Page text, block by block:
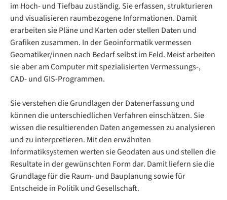
im Hoch- und Tiefbau zuständig. Sie erfassen, strukturieren
und visualisieren raumbezogene Informationen. Damit
erarbeiten sie Pläne und Karten oder stellen Daten und
Grafiken zusammen. In der Geoinformatik vermessen
Geomatiker/innen nach Bedarf selbst im Feld. Meist arbeiten
sie aber am Computer mit spezialisierten Vermessungs-,
CAD- und GIS-Programmen.
Sie verstehen die Grundlagen der Datenerfassung und
können die unterschiedlichen Verfahren einschätzen. Sie
wissen die resultierenden Daten angemessen zu analysieren
und zu interpretieren. Mit den erwähnten
Informatiksystemen werten sie Geodaten aus und stellen die
Resultate in der gewünschten Form dar. Damit liefern sie die
Grundlage für die Raum- und Bauplanung sowie für
Entscheide in Politik und Gesellschaft.